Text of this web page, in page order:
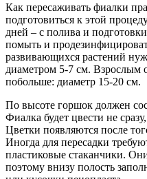
Как пересаживать фиалки
подготовиться к этой
дней – с полива и
помыть и
развивающихся растений
диаметром 5-7 см. Взрослым
побольше: диаметр 15-20 см.
По высоте горшок должен
Фиалка будет цвести не
Цветки появляются после
Иногда для пересадки
пластиковые стаканчики.
поэтому внизу полость